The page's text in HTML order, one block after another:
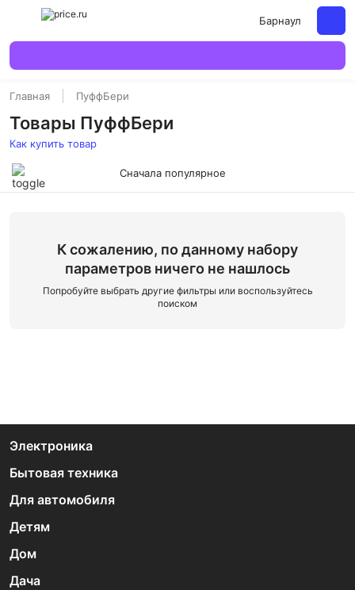
Барнаул
Главная ПуффБери
Товары ПуффБери
Как купить товар
Сначала популярное
К сожалению, по данному набору
параметров ничего не нашлось
Попробуйте выбрать другие фильтры или воспользуйтесь
поиском
Электроника
Бытовая техника
Для автомобиля
Детям
Дом
Дача